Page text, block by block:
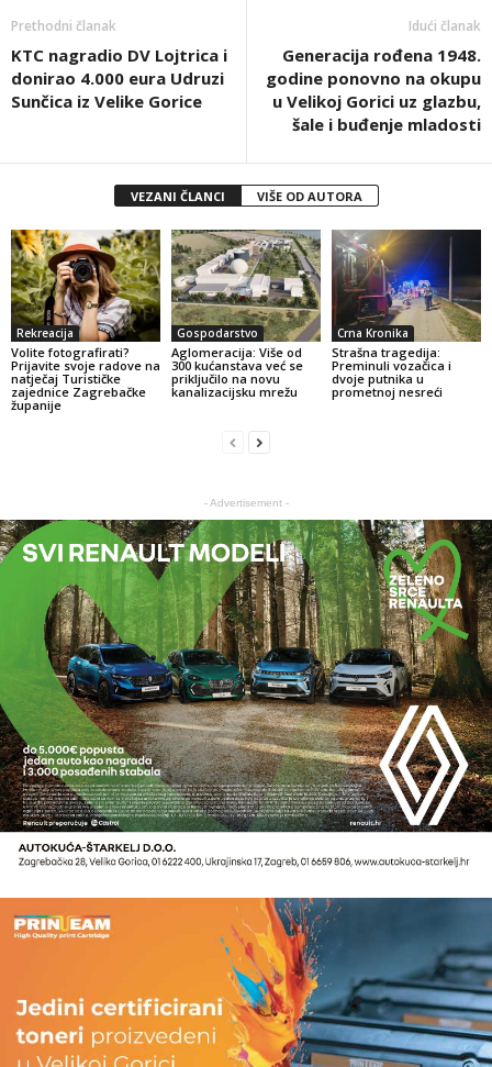
Prethodni članak
KTC nagradio DV Lojtrica i
donirao 4.000 eura Udruzi
Sunčica iz Velike Gorice
Idući članak
Generacija rođena 1948.
godine ponovno na okupu
u Velikoj Gorici uz glazbu,
šale i buđenje mladosti
VEZANI ČLANCI VIŠE OD AUTORA
Rekreacija
Volite fotografirati?
Prijavite svoje radove na
natječaj Turističke
zajednice Zagrebačke
županije
Gospodarstvo
Aglomeracija: Više od
300 kućanstava već se
priključilo na novu
kanalizacijsku mrežu
Crna Kronika
Strašna tragedija:
Preminuli vozačica i
dvoje putnika u
prometnoj nesreći
- Advertisement -